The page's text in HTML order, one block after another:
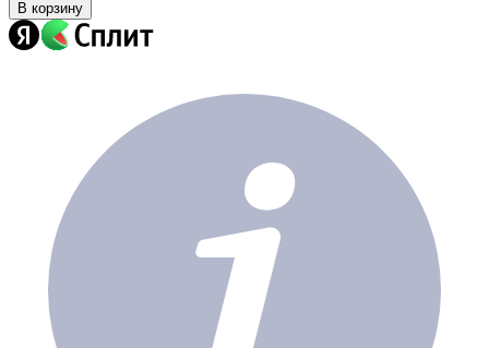
В корзину